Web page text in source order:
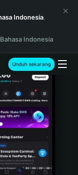
Indonesia.
Indonesia
Unduh sekarang